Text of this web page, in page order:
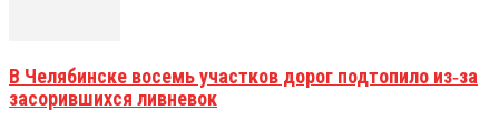
В Челябинске восемь участков дорог подтопило из‑за
засорившихся ливневок